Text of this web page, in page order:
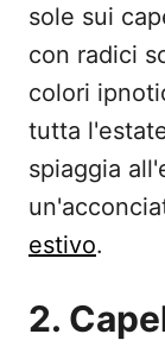
sole sui
con radici
colori
tutta
spiaggia
estivo.
2.